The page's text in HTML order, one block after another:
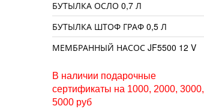
БУТЫЛКА ОСЛО 0,7 Л
БУТЫЛКА ШТОФ ГРАФ 0,5 Л
МЕМБРАННЫЙ НАСОС JF5500 12 V
В наличии подарочные
сертификаты на 1000, 2000, 3000,
5000 руб